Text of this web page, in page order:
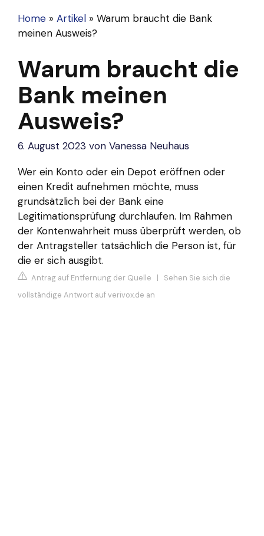
Home » Artikel » Warum braucht die Bank
meinen Ausweis?
Warum braucht die
Bank meinen
Ausweis?
6. August 2023 von Vanessa Neuhaus
Wer ein Konto oder ein Depot eröffnen oder
einen Kredit aufnehmen möchte, muss
grundsätzlich bei der Bank eine
Legitimationsprüfung durchlaufen. Im Rahmen
der Kontenwahrheit muss überprüft werden, ob
der Antragsteller tatsächlich die Person ist, für
die er sich ausgibt.
Antrag auf Entfernung der Quelle | Sehen Sie sich die
vollständige Antwort auf verivox.de an